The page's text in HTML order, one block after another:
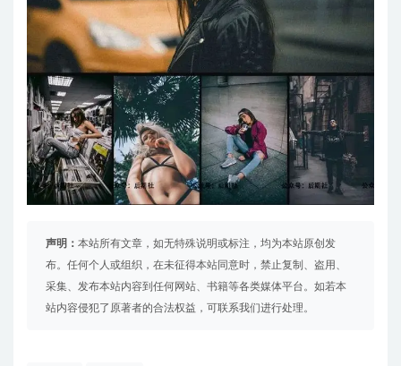
声明： 本站所有文章，如无特殊说明或标注，均为本站原创发
布。任何个人或组织，在未征得本站同意时，禁止复制、盗用、
采集、发布本站内容到任何网站、书籍等各类媒体平台。如若本
站内容侵犯了原著者的合法权益，可联系我们进行处理。